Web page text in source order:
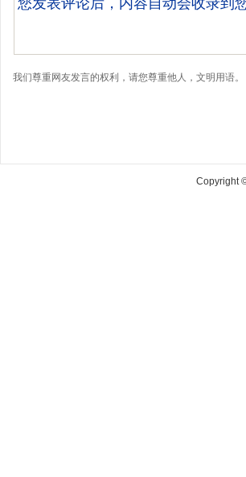
我们尊重网友发言的权利，请您尊重他人，文明用语。
Copyright